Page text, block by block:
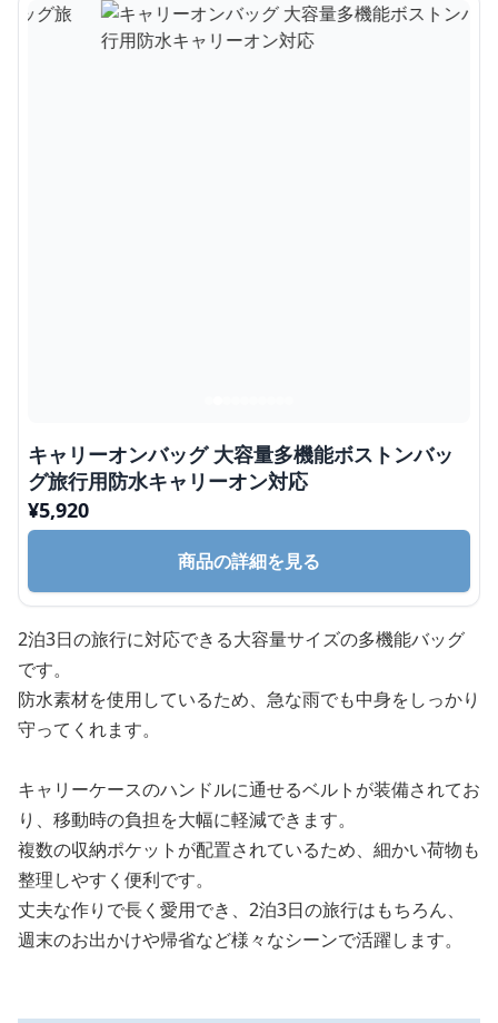
キャリーオンバッグ 大容量多機能ボストンバッ
グ旅行用防水キャリーオン対応
¥5,920
商品の詳細を見る
2泊3日の旅行に対応できる大容量サイズの多機能バッグ
です。
防水素材を使用しているため、急な雨でも中身をしっかり
守ってくれます。
キャリーケースのハンドルに通せるベルトが装備されてお
り、移動時の負担を大幅に軽減できます。
複数の収納ポケットが配置されているため、細かい荷物も
整理しやすく便利です。
丈夫な作りで長く愛用でき、2泊3日の旅行はもちろん、
週末のお出かけや帰省など様々なシーンで活躍します。